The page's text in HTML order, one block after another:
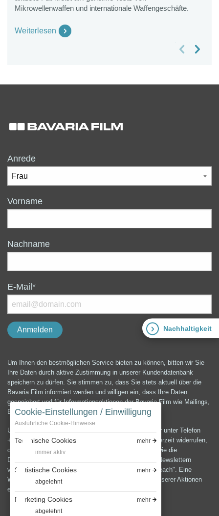
Cookie-Einstellungen / Einwilligung
Ausführliche Cookie-Hinweise
Technische Cookies
mehr
immer aktiv
Statistische Cookies
mehr
abgelehnt
Marketing Cookies
mehr
abgelehnt
Mikrowellenwaffen und internationale Waffengeschäfte.
Weiterlesen
Nachhaltigkeit
Anrede
Vorname
Nachname
E-Mail*
Um Ihnen den bestmöglichen Service bieten zu können, bitten wir Sie
Ihre Daten durch aktive Zustimmung in unserer Kundendatenbank
speichern zu dürfen. Sie stimmen zu, dass Sie stets aktuell über die
Bavaria Film informiert werden und willigen ein, dass Ihre Daten
gespeichert und für Informationsaktionen der Bavaria Film wie Mailings,
E-Mails, Newsletter etc. verwendet werden können.
Unter der E-Mail-Adresse presse@bavaria-film.de oder unter Telefon
+49 (0) 89 64 99 3900 können Sie die Einwilligung jederzeit widerrufen,
die Änderung und Löschung Ihrer Daten verlangen sowie die
Datenschutzerklärung anfordern.Zum Versenden von Newslettern
verwenden wir die E-Mail-Marketing Software "Cleverreach". Eine
Weitergabe oder Verwendung Ihrer Daten außerhalb unserer Aktionen
erfolgt nicht.